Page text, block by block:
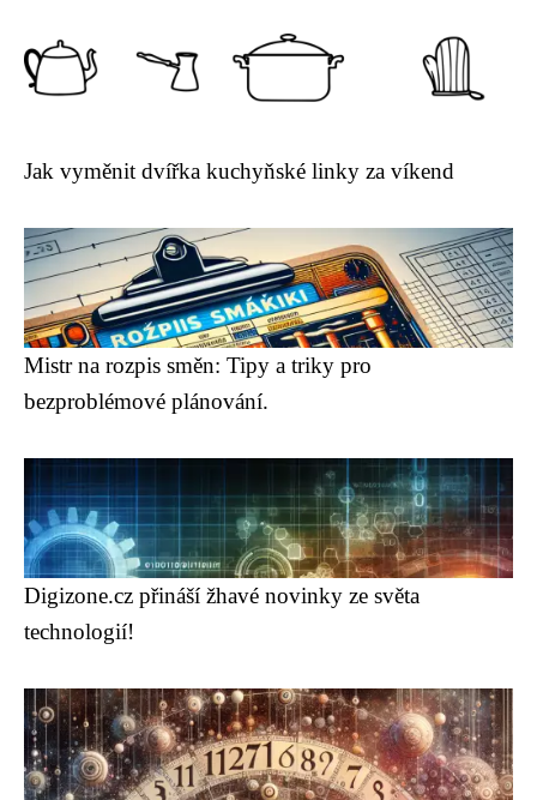
Jak vyměnit dvířka kuchyňské linky za víkend
Mistr na rozpis směn: Tipy a triky pro
bezproblémové plánování.
Digizone.cz přináší žhavé novinky ze světa
technologií!